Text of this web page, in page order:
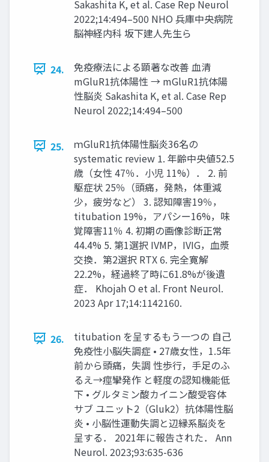
Sakashita K, et al. Case Rep Neurol
2022;14:494–500 NHO 兵庫中央病院
脳神経内科 坂下建人先生ら
24.
免疫療法による顕著な改善 血清
mGluR1抗体陽性 → mGluR1抗体陽
性脳炎 Sakashita K, et al. Case Rep
Neurol 2022;14:494–500
25.
ｍGluR1抗体陽性脳炎36名の
systematic review 1. 年齢中央値52.5
歳（女性 47％．小児 11%）． 2. 前
駆症状 25％（頭痛，発熱，体重減
少，疲労など） 3. 認知障害19％，
titubation 19%，アパシー16%，味
覚障害11％ 4. 初期の画像診断正常
44.4% 5. 第1選択 IVMP，IVIG，血漿
交換．第2選択 RTX 6. 完全寛解
22.2%，経過終了時に61.8%が後遺
症． Khojah O et al. Front Neurol.
2023 Apr 17;14:1142160.
26.
titubation を呈するもう一つの 自己
免疫性小脳失調症 • 27歳女性，1.5年
前から頭痛，失調 性歩行，手足のふ
るえ→痙攣発作 と軽度の認知機能低
下 • グルタミン酸カイニン酸受容体
サブ ユニット2（Gluk2）抗体陽性脳
炎 • 小脳性運動失調と辺縁系脳炎を
呈する． 2021年に報告された． Ann
Neurol. 2023;93:635-636